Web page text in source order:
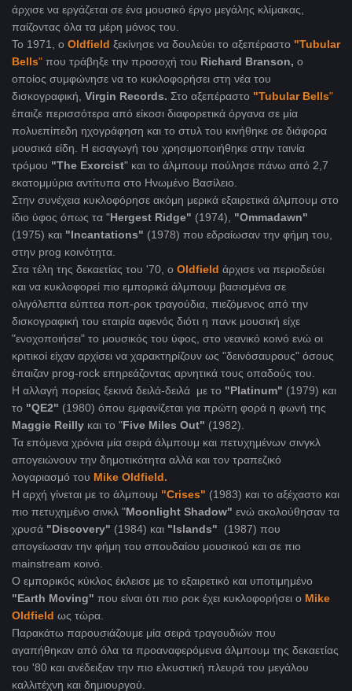
άρχισε να εργάζεται σε ένα μουσικό έργο μεγάλης κλίμακας,
παίζοντας όλα τα μέρη μόνος του.
Το 1971, ο Oldfield ξεκίνησε να δουλεύει το αξεπέραστο "Tubular
Bells" που τράβηξε την προσοχή του Richard Branson, ο
οποίος συμφώνησε να το κυκλοφορήσει στη νέα του
δισκογραφική, Virgin Records. Στo αξεπέραστο "Tubular Bells"
έπαιζε περισσότερα από είκοσι διαφορετικά όργανα σε μία
πολυεπίπεδη ηχογράφηση και το στυλ του κινήθηκε σε διάφορα
μουσικά είδη. Η εισαγωγή του χρησιμοποιήθηκε στην ταινία
τρόμου "The Exorcist" και το άλμπουμ πούλησε πάνω από 2,7
εκατομμύρια αντίτυπα στο Ηνωμένο Βασίλειο.
Στην συνέχεια κυκλοφόρησε ακόμη μερικά εξαιρετικά άλμπουμ στο
ίδιο ύφος όπως τα "Hergest Ridge" (1974), "Ommadawn"
(1975) και "Incantations" (1978) που εδραίωσαν την φήμη του,
στην prog κοινότητα.
Στα τέλη της δεκαετίας του '70, ο Oldfield άρχισε να περιοδεύει
και να κυκλοφορεί πιο εμπορικά άλμπουμ βασισμένα σε
oλιγόλεπτα εύπτεα ποπ-ροκ τραγούδια, πιεζόμενος από την
δισκογραφική του εταιρία αφενός διότι η πανκ μουσική είχε
"ενοχοποιήσει" το μουσικός του ύφος, στο νεανικό κοινό ενώ οι
κριτικοί είχαν αρχίσει να χαρακτηρίζουν ως "δεινόσαυρους" όσους
έπαιζαν prog-rock επηρεάζοντας αρνητικά τους οπαδούς του.
Η αλλαγή πορείας ξεκινά δειλά-δειλά με το "Platinum" (1979) και
το "QE2" (1980) όπου εμφανίζεται για πρώτη φορά η φωνή της
Maggie Reilly και το "Five Miles Out" (1982).
Τα επόμενα χρόνια μία σειρά άλμπουμ και πετυχημένων σινγκλ
απογειώνουν την δημοτικότητα αλλά και τον τραπεζικό
λογαριασμό του Mike Oldfield.
Η αρχή γίνεται με το άλμπουμ "Crises" (1983) και το αξέχαστο και
πιο πετυχημένο σινκλ "Moonlight Shadow" ενώ ακολούθησαν τα
χρυσά "Discovery" (1984) και "Islands" (1987) που
απογείωσαν την φήμη του σπουδαίου μουσικού και σε πιο
mainstream κοινό.
Ο εμπορικός κύκλος έκλεισε με το εξαιρετικό και υποτιμημένο
"Earth Moving" που είναι ότι πιο ροκ έχει κυκλοφορήσει ο Mike
Oldfield ως τώρα.
Παρακάτω παρουσιάζουμε μία σειρά τραγουδιών που
αγαπήθηκαν από όλα τα προαναφερόμενα άλμπουμ της δεκαετίας
του '80 και ανέδειξαν την πιο ελκυστική πλευρά του μεγάλου
καλλιτέχνη και δημιουργού.